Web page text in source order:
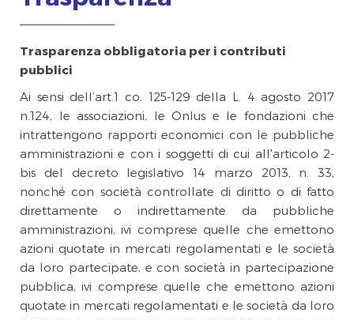
Trasparenza obbligatoria per i contributi
pubblici
Ai sensi dell’art.1 co. 125-129 della L. 4 agosto 2017
n.124, le associazioni, le Onlus e le fondazioni che
intrattengono rapporti economici con le pubbliche
amministrazioni e con i soggetti di cui all'articolo 2-
bis del decreto legislativo 14 marzo 2013, n. 33,
nonché con società controllate di diritto o di fatto
direttamente o indirettamente da pubbliche
amministrazioni, ivi comprese quelle che emettono
azioni quotate in mercati regolamentati e le società
da loro partecipate, e con società in partecipazione
pubblica, ivi comprese quelle che emettono azioni
quotate in mercati regolamentati e le società da loro